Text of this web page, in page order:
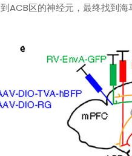
ACB区的神经元，最终找到